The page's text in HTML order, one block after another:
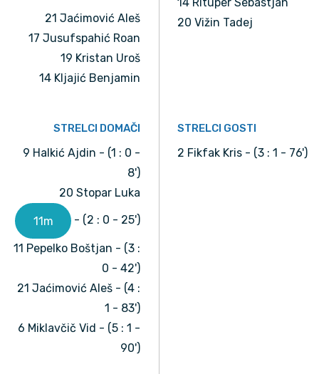
21 Jaćimović Aleš
17 Jusufspahić Roan
19 Kristan Uroš
14 Kljajić Benjamin
20 Vižin Tadej
STRELCI DOMAČI
9 Halkić Ajdin - (1 : 0 -
8')
20 Stopar Luka
11m - (2 : 0 - 25')
11 Pepelko Boštjan - (3 :
0 - 42')
21 Jaćimović Aleš - (4 :
1 - 83')
6 Miklavčič Vid - (5 : 1 -
90')
STRELCI GOSTI
2 Fikfak Kris - (3 : 1 - 76')